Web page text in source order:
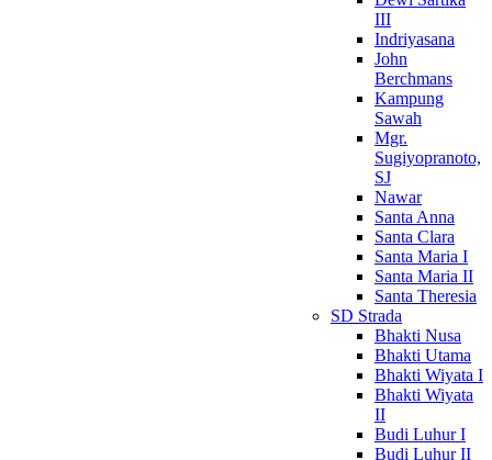
III
Indriyasana
John
Berchmans
Kampung
Sawah
Mgr.
Sugiyopranoto,
SJ
Nawar
Santa Anna
Santa Clara
Santa Maria I
Santa Maria II
Santa Theresia
SD Strada
Bhakti Nusa
Bhakti Utama
Bhakti Wiyata I
Bhakti Wiyata
II
Budi Luhur I
Budi Luhur II